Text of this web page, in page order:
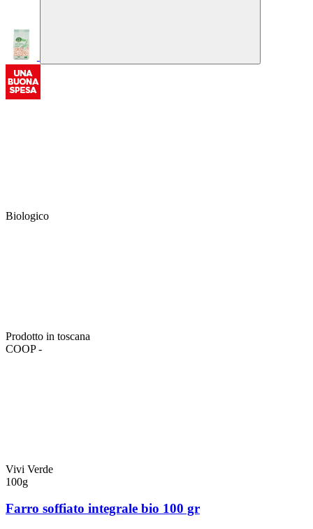
Biologico
Prodotto in toscana
COOP -
Vivi Verde
100g
Farro soffiato integrale bio 100 gr